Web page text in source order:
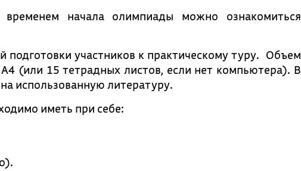
начала олимпиады можно ознакомиться
участников к практическому туру. Объем
(или 15 тетрадных листов, если нет компьютера). В
использованную литературу.
иметь при себе: